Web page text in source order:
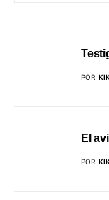
POR
El
POR